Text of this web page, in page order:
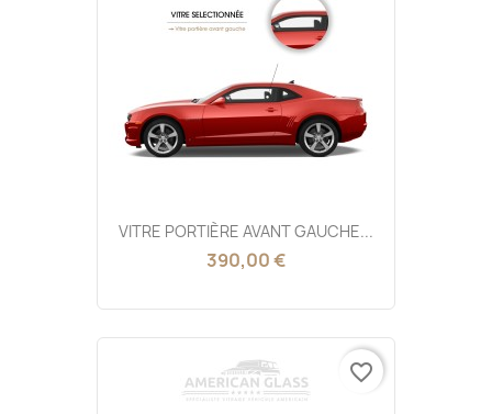
VITRE PORTIÈRE AVANT GAUCHE...
390,00 €
favorite_border